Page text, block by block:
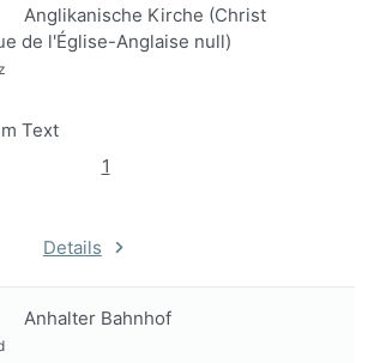
Anglikanische Kirche (Christ
de l'Église-Anglaise null)
Text
1
Details
Anhalter Bahnhof